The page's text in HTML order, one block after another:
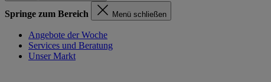
Springe zum Bereich Menü schließen
Angebote der Woche
Services und Beratung
Unser Markt